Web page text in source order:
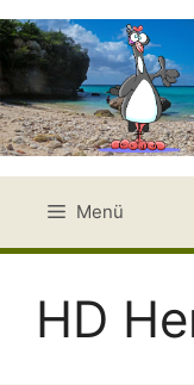
Zum
Inhalt
springen
Menü
HD